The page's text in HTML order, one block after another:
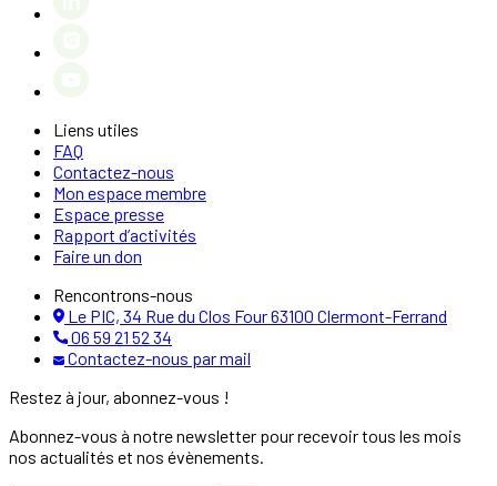
Liens utiles
FAQ
Contactez-nous
Mon espace membre
Espace presse
Rapport d’activités
Faire un don
Rencontrons-nous
Le PIC, 34 Rue du Clos Four 63100 Clermont-Ferrand
06 59 21 52 34
Contactez-nous par mail
Restez à jour, abonnez-vous !
Abonnez-vous à notre newsletter pour recevoir tous les mois
nos actualités et nos évènements.